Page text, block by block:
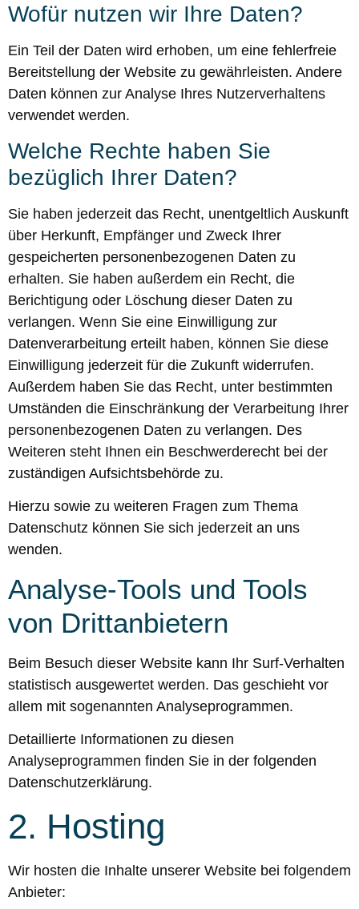
Wofür nutzen wir Ihre Daten?
Ein Teil der Daten wird erhoben, um eine fehlerfreie
Bereitstellung der Website zu gewährleisten. Andere
Daten können zur Analyse Ihres Nutzerverhaltens
verwendet werden.
Welche Rechte haben Sie
bezüglich Ihrer Daten?
Sie haben jederzeit das Recht, unentgeltlich Auskunft
über Herkunft, Empfänger und Zweck Ihrer
gespeicherten personenbezogenen Daten zu
erhalten. Sie haben außerdem ein Recht, die
Berichtigung oder Löschung dieser Daten zu
verlangen. Wenn Sie eine Einwilligung zur
Datenverarbeitung erteilt haben, können Sie diese
Einwilligung jederzeit für die Zukunft widerrufen.
Außerdem haben Sie das Recht, unter bestimmten
Umständen die Einschränkung der Verarbeitung Ihrer
personenbezogenen Daten zu verlangen. Des
Weiteren steht Ihnen ein Beschwerderecht bei der
zuständigen Aufsichtsbehörde zu.
Hierzu sowie zu weiteren Fragen zum Thema
Datenschutz können Sie sich jederzeit an uns
wenden.
Analyse-Tools und Tools
von Dritt­anbietern
Beim Besuch dieser Website kann Ihr Surf-Verhalten
statistisch ausgewertet werden. Das geschieht vor
allem mit sogenannten Analyseprogrammen.
Detaillierte Informationen zu diesen
Analyseprogrammen finden Sie in der folgenden
Datenschutzerklärung.
2. Hosting
Wir hosten die Inhalte unserer Website bei folgendem
Anbieter: